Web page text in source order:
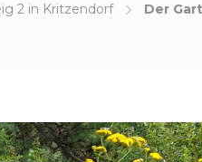
2 in Kritzendorf Der